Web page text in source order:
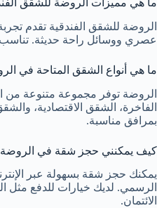
ما هي مميزات الروضة للشقق
الروضة للشقق الفندقية تقدم
عصري ووسائل راحة حديثة. تناسب
ما هي أنواع الشقق المتاحة في
الروضة توفر مجموعة متنوعة
الفاخرة، الشقق الاقتصادية،
بمرافق مناسبة.
كيف يمكنني حجز شقة في الروضة
يمكنك حجز شقة بسهولة عبر
الرسمي. لديك خيارات للدفع مثل
الائتمان.